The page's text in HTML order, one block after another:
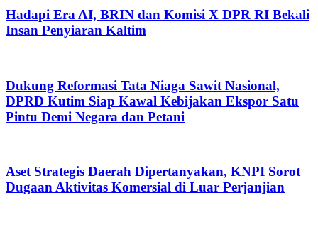
Hadapi Era AI, BRIN dan Komisi X DPR RI Bekali
Insan Penyiaran Kaltim
Dukung Reformasi Tata Niaga Sawit Nasional,
DPRD Kutim Siap Kawal Kebijakan Ekspor Satu
Pintu Demi Negara dan Petani
Aset Strategis Daerah Dipertanyakan, KNPI Sorot
Dugaan Aktivitas Komersial di Luar Perjanjian